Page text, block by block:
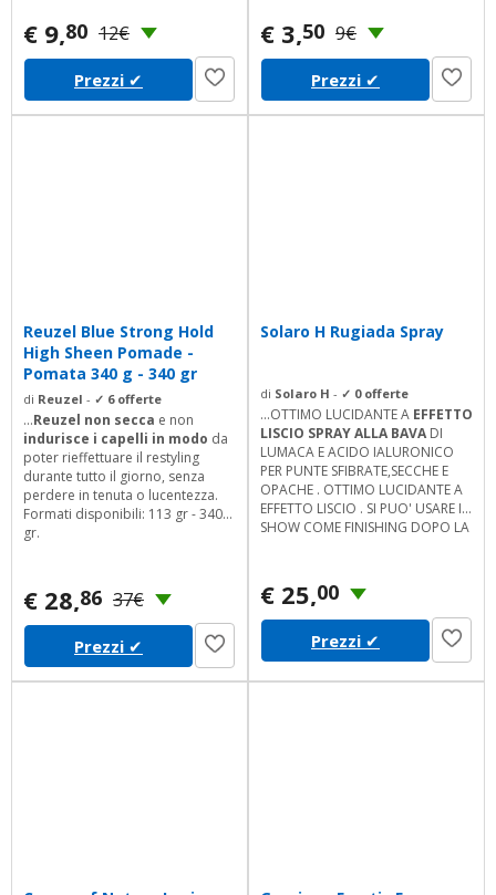
€ 9,80 12€
Prezzi ✔
€ 3,50 9€
Prezzi ✔
Reuzel Blue Strong Hold
High Sheen Pomade -
Pomata 340 g - 340 gr
di Reuzel - ✓ 6 offerte
...Reuzel non secca e non
indurisce i capelli in modo da
poter rieffettuare il restyling
durante tutto il giorno, senza
perdere in tenuta o lucentezza.
Formati disponibili: 113 gr - 340
gr.
€ 28,86 37€
Prezzi ✔
Solaro H Rugiada Spray
di Solaro H - ✓ 0 offerte
...OTTIMO LUCIDANTE A EFFETTO
LISCIO SPRAY ALLA BAVA DI
LUMACA E ACIDO IALURONICO
PER PUNTE SFIBRATE,SECCHE E
OPACHE . OTTIMO LUCIDANTE A
EFFETTO LISCIO . SI PUO' USARE IN
SHOW COME FINISHING DOPO LA
PUNTE E' IMMEDIATA. AIUTA UNA
RAPIDA RICRESCITA. LASCIA IL
PELO STRAORDINARIAMENTE
PETTINABILE. MODO DI IMPIEGO
FACILISSIMO DA USARE. SI
SPRUZZA DIRETTAMENTE SUL
€ 25,00
Prezzi ✔